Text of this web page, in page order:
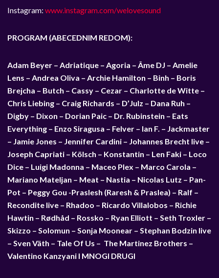
Instagram: www.instagram.com/welovesound
PROGRAM (ABECEDNIM REDOM):
Adam Beyer – Adriatique – Agoria – Âme DJ – Amelie
Lens – Andrea Oliva – Archie Hamilton – Binh – Boris
Brejcha – Butch – Cassy – Cezar – Charlotte de Witte –
Chris Liebing – Craig Richards – D’Julz – Dana Ruh –
Digby – Dixon – Dorian Paic – Dr. Rubinstein – Eats
Everything – Enzo Siragusa – Felver – Ian F. – Jackmaster
– Jamie Jones – Jennifer Cardini – Johannes Brecht live –
Joseph Capriati – Kölsch – Konstantin – Len Faki – Loco
Dice – Luigi Madonna – Maceo Plex – Marco Carola –
Mariano Mateljan – Meat – Nastia – Nicolas Lutz – Pan-
Pot – Peggy Gou -Praslesh (Raresh & Praslea) – Ralf –
Recondite live – Rhadoo – Ricardo Villalobos – Richie
Hawtin – Rødhåd – Rossko – Ryan Elliott – Seth Troxler –
Skizzo – Solomun – Sonja Moonear – Stephan Bodzin live
– Sven Väth – Tale Of Us – The Martinez Brothers –
Valentino Kanzyani I MNOGI DRUGI